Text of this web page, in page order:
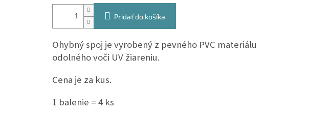
Pridať do košíka
Ohybný spoj je vyrobený z pevného PVC materiálu
odolného voči UV žiareniu.
Cena je za kus.
1 balenie = 4 ks